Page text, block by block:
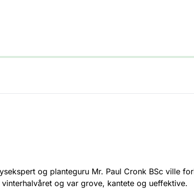
og planteguru Mr. Paul Cronk BSc ville
og var grove, kantete og ueffektive.